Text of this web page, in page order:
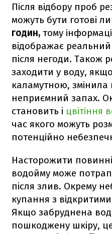
Після відбору проб
можуть бути готові
годин, тому
відображає
після негоди. Також
заходити у воду,
каламутною, змінила
неприємний запах.
становить і цвітіння
час якого можуть
потенційно
Насторожити повинні
водойму може
після злив. Окрему
купання з
Якщо забруднена
пошкоджену шкіру,